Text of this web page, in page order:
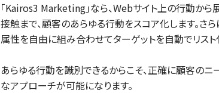
｢Kairos3 Marketing｣なら、Webサイト上の行動から
接触まで、顧客のあらゆる行動をスコア化します。さ
属性を自由に組み合わせてターゲットを自動でリスト
あらゆる行動を識別できるからこそ、正確に顧客の
なアプローチが可能になります。